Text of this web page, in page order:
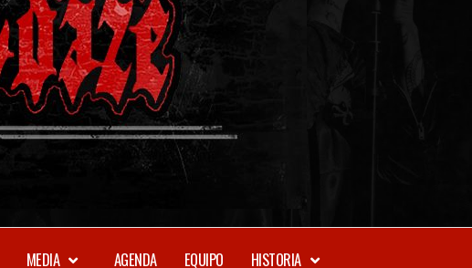
WEBZINE
MEDIA AGENDA EQUIPO HISTORIA